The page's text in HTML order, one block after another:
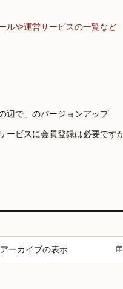
ルや運営サービスの一覧など
の辺で」のバージョンアップ
ービスに会員登録は必要です